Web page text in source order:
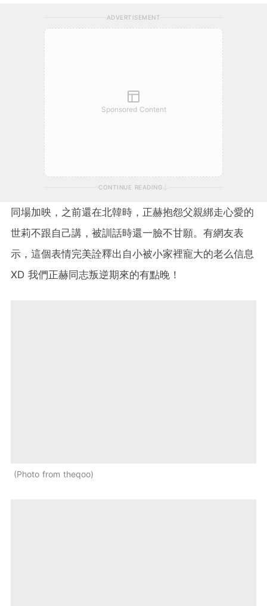
ADVERTISEMENT
Sponsored Content
CONTINUE READING
同場加映，之前還在北韓時，正赫抱怨父親綁走心愛的
世莉不跟自己講，被訓話時還一臉不甘願。有網友表
示，這個表情完美詮釋出自小被小家裡寵大的老么信息
XD 我們正赫同志叛逆期來的有點晚！
Photo from theqoo